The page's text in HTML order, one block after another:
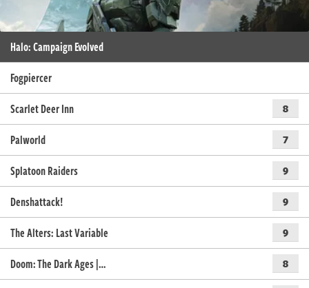
Halo: Campaign Evolved
Fogpiercer
Scarlet Deer Inn
8
Palworld 7
Splatoon Raiders 9
Denshattack! 9
The Alters: Last Variable 9
Doom: The Dark Ages |… 8